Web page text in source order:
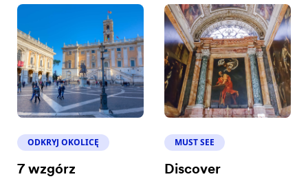
ODKRYJ OKOLICĘ
7 wzgórz
MUST SEE
Discover